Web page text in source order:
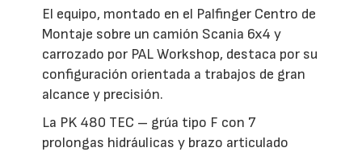
El equipo, montado en el Palfinger Centro de
Montaje sobre un camión Scania 6x4 y
carrozado por PAL Workshop, destaca por su
configuración orientada a trabajos de gran
alcance y precisión.
La PK 480 TEC – grúa tipo F con 7
prolongas hidráulicas y brazo articulado